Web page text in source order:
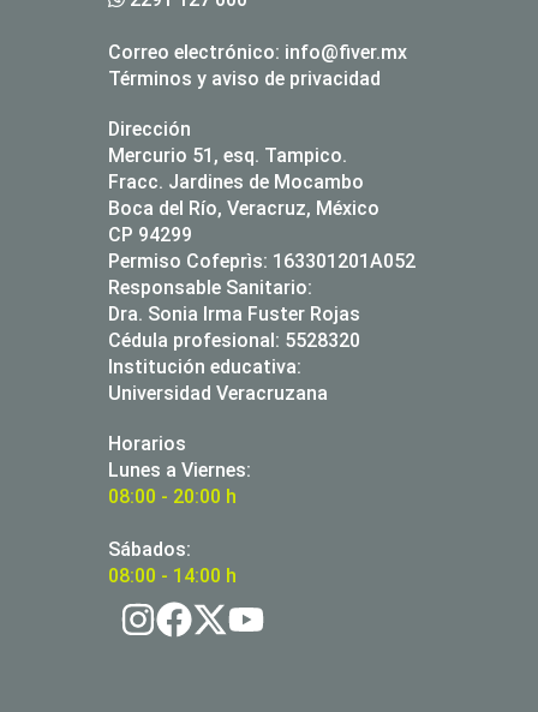
Correo electrónico: info@fiver.mx
Términos y aviso de privacidad
Dirección
Mercurio 51, esq. Tampico.
Fracc. Jardines de Mocambo
Boca del Río, Veracruz, México
CP 94299
Permiso Cofeprìs: 163301201A052
Responsable Sanitario:
Dra. Sonia Irma Fuster Rojas
Cédula profesional: 5528320
Institución educativa:
Universidad Veracruzana
Horarios
Lunes a Viernes:
08:00 - 20:00 h
Sábados:
08:00 - 14:00 h